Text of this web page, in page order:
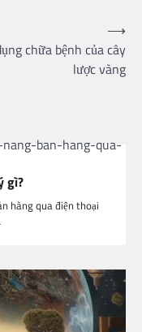
chữa bệnh của cây
lược vàng
⟶
gì?
hàng qua điện thoại